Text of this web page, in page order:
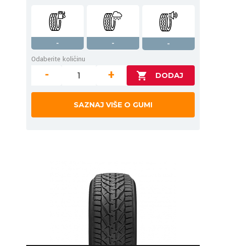
- -
-
Odaberite količinu
- +
SAZNAJ VIŠE O GUMI